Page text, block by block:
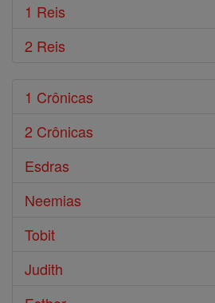
1 Reis
2 Reis
1 Crônicas
2 Crônicas
Esdras
Neemias
Tobit
Judith